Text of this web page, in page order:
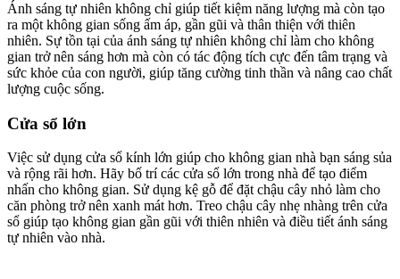
Ánh sáng tự nhiên không chỉ giúp tiết kiệm năng lượng mà còn tạo
ra một không gian sống ấm áp, gần gũi và thân thiện với thiên
nhiên. Sự tồn tại của ánh sáng tự nhiên không chỉ làm cho không
gian trở nên sáng hơn mà còn có tác động tích cực đến tâm trạng và
sức khỏe của con người, giúp tăng cường tinh thần và nâng cao chất
lượng cuộc sống.
Cửa sổ lớn
Việc sử dụng cửa sổ kính lớn giúp cho không gian nhà bạn sáng sủa
và rộng rãi hơn. Hãy bố trí các cửa sổ lớn trong nhà để tạo điểm
nhấn cho không gian. Sử dụng kệ gỗ để đặt chậu cây nhỏ làm cho
căn phòng trở nên xanh mát hơn. Treo chậu cây nhẹ nhàng trên cửa
sổ giúp tạo không gian gần gũi với thiên nhiên và điều tiết ánh sáng
tự nhiên vào nhà.